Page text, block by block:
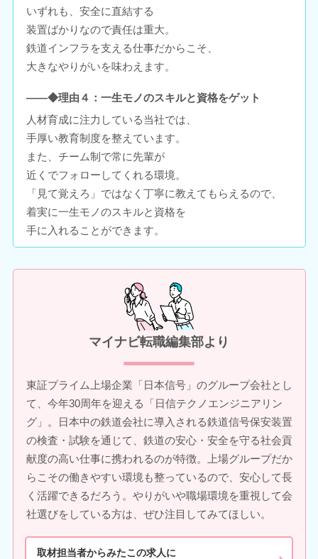
いずれも、安全に直結する
装置ばかりなので責任は重大。
鉄道インフラを支える仕事だからこそ、
大きなやりがいを味わえます。
――◆理由４：一生モノのスキルと資格をゲット
人材育成に注力している当社では、
手厚い教育制度を整えています。
また、チーム制で常に先輩が
近くでフォローしてくれる環境。
「見て覚えろ」ではなく丁寧に教えてもらえるので、
着実に一生モノのスキルと資格を
手に入れることができます。
マイナビ転職編集部より
東証プライム上場企業「日本信号」のグループ会社とし
て、今年30周年を迎える「日信テクノエンジニアリン
グ」。日本中の鉄道会社に導入される鉄道信号保安装置
の検査・試験を通じて、鉄道の安心・安全を守る社会貢
献度の高い仕事に携われるのが特徴。上場グループだか
らこその働きやすい環境も整っているので、安心して長
く活躍できるだろう。やりがいや職場環境を重視して会
社選びをしている方は、ぜひ注目してみてほしい。
取材担当者からみたこの求人に